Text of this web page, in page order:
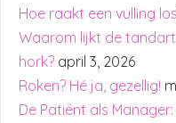
Hoe raakt een vulling
Waarom lijkt de
hork? april 3, 2026
Roken? Hé ja, gezellig!
De Patiënt als